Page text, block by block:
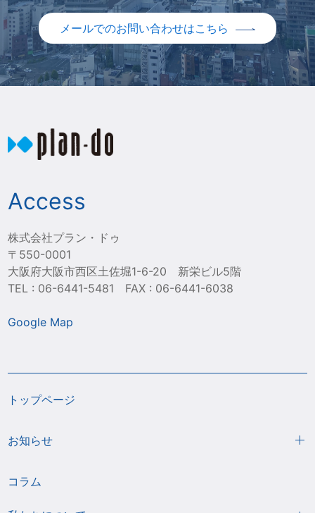
メールでのお問い合わせはこちら
Access
株式会社プラン・ドゥ
〒550-0001
大阪府大阪市西区土佐堀1-6-20 新栄ビル5階
TEL : 06-6441-5481 FAX : 06-6441-6038
Google Map
トップページ
お知らせ
コラム